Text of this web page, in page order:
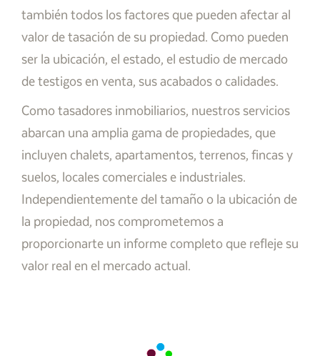
también todos los factores que pueden afectar al
valor de tasación de su propiedad. Como pueden
ser la ubicación, el estado, el estudio de mercado
de testigos en venta, sus acabados o calidades.
Como tasadores inmobiliarios, nuestros servicios
abarcan una amplia gama de propiedades, que
incluyen chalets, apartamentos, terrenos, fincas y
suelos, locales comerciales e industriales.
Independientemente del tamaño o la ubicación de
la propiedad, nos comprometemos a
proporcionarte un informe completo que refleje su
valor real en el mercado actual.